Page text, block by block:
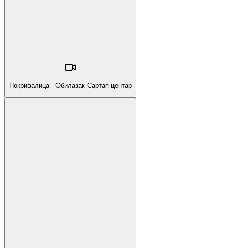
Покривалица - Обилазак Сартап центар